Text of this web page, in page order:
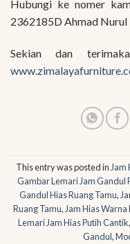
Hubungi ke nomer
2362185D Ahmad Nurul
Sekian dan
This entry was posted inJam
Gambar Lemari Jam Gandul
Gandul Hias Ruang Tamu,
Ruang Tamu,Jam Hias Warna
Lemari Jam Hias Putih Cantik,
Gandul,